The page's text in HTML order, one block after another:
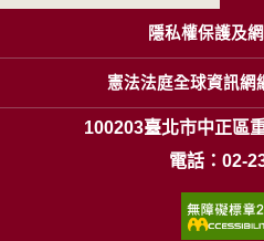
隱私權保護及
憲法法庭全球資訊網
100203臺北市中正區
電話：02-